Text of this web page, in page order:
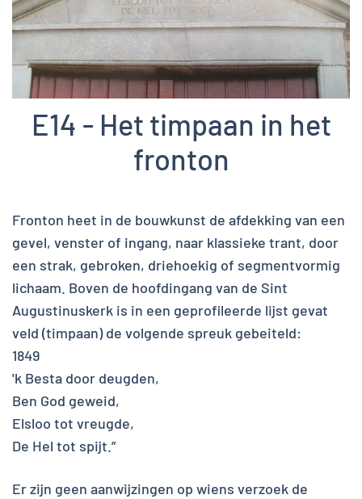
E14 - Het timpaan in het
fronton
Fronton heet in de bouwkunst de afdekking van een
gevel, venster of ingang, naar klassieke trant, door
een strak, gebroken, driehoekig of segmentvormig
lichaam. Boven de hoofdingang van de Sint
Augustinuskerk is in een geprofileerde lijst gevat
veld (timpaan) de volgende spreuk gebeiteld:
1849
'k Besta door deugden,
Ben God geweid,
Elsloo tot vreugde,
De Hel tot spijt.”
Er zijn geen aanwijzingen op wiens verzoek de